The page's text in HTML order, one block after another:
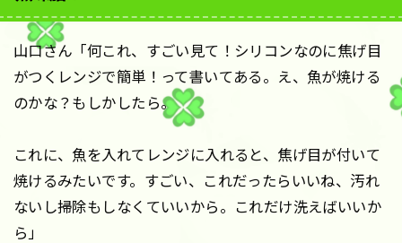
山口さん「何これ、すごい見て！シリコンなのに焦げ目
がつくレンジで簡単！って書いてある。え、魚が焼ける
のかな？もしかしたら。
これに、魚を入れてレンジに入れると、焦げ目が付いて
焼けるみたいです。すごい、これだったらいいね、汚れ
ないし掃除もしなくていいから。これだけ洗えばいいか
ら」